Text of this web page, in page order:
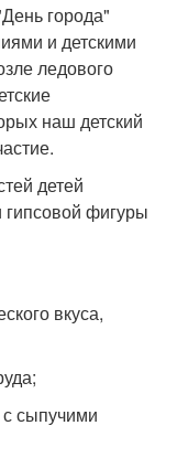
города"
и детскими
ледового
наш детский
детей
гипсовой фигуры
вкуса,
сыпучими